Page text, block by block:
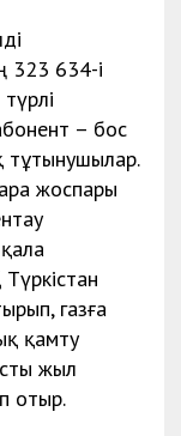
323 634-і
– бос
тұтынушылар.
жоспары
газға
қамту
жыл
отыр.